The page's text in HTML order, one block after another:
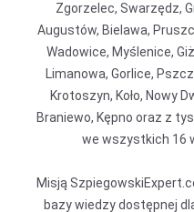
Zgorzelec, Swarzędz,
Augustów, Bielawa,
Wadowice, Myślenice,
Limanowa, Gorlice,
Krotoszyn, Koło, Nowy
Braniewo, Kępno oraz z
we wszystkich 16
Misją
bazy wiedzy dostępnej